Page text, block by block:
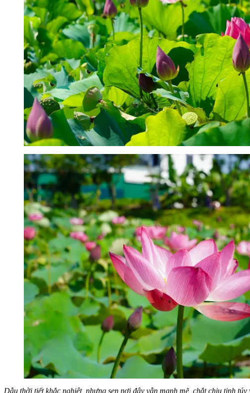
Dẫu thời tiết khắc nghiệt, nhưng sen nơi đây vẫn mạnh mẽ, chắt chiu tinh túy